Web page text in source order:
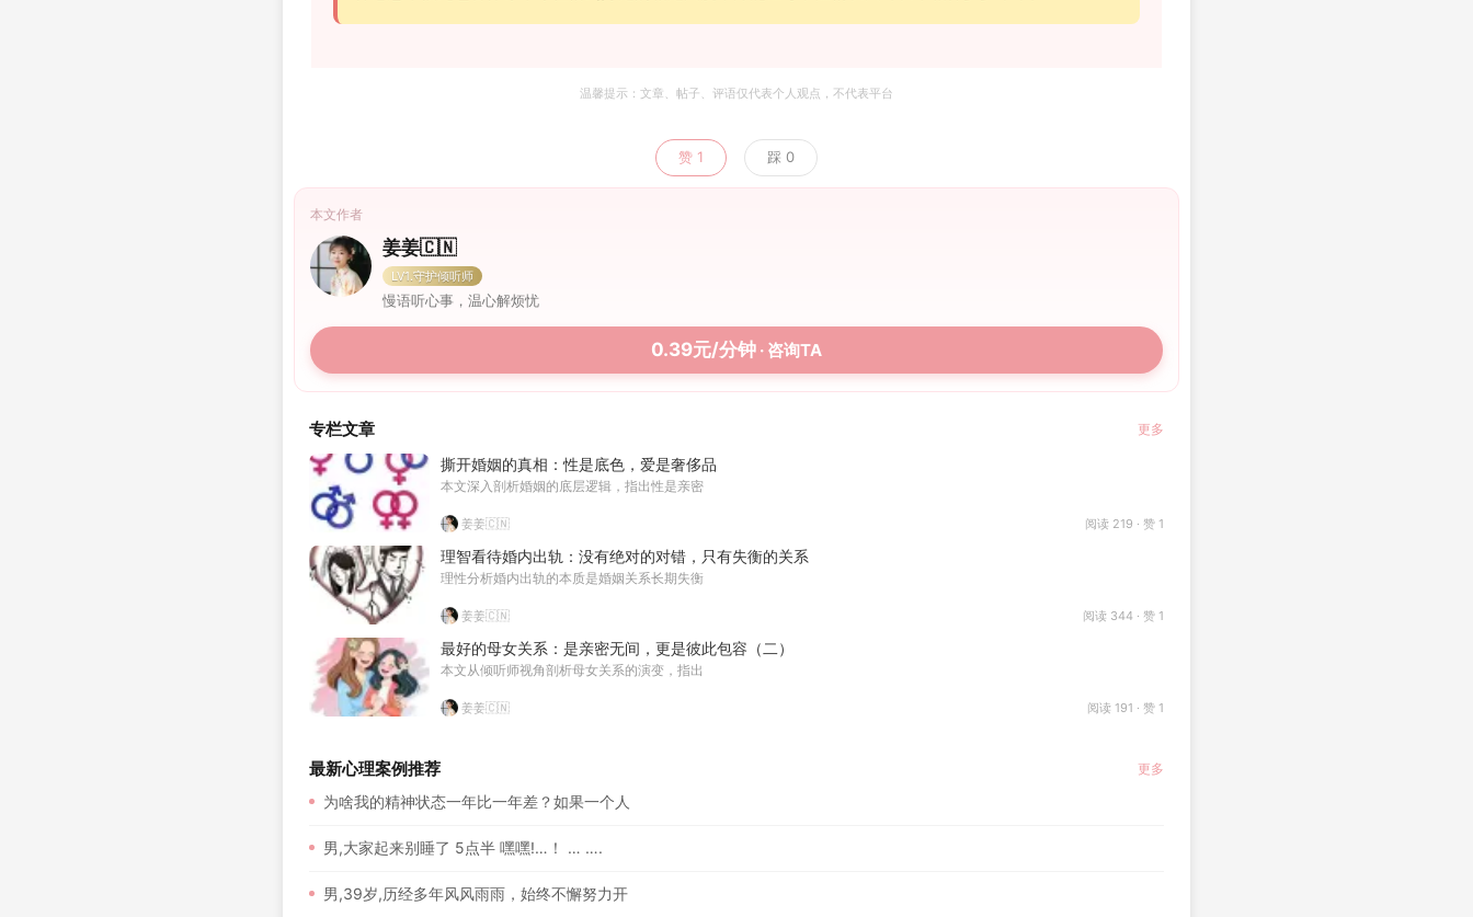
温馨提示：文章、帖子、评语仅代表个人观点，不代表平台
赞 1 踩 0
本文作者
姜姜🇨🇳
LV1.守护倾听师
慢语听心事，温心解烦忧
0.39元/分钟 · 咨询TA
专栏文章 更多
撕开婚姻的真相：性是底色，爱是奢侈品
本文深入剖析婚姻的底层逻辑，指出性是亲密
姜姜🇨🇳 阅读 219 · 赞 1
理智看待婚内出轨：没有绝对的对错，只有失衡的关系
理性分析婚内出轨的本质是婚姻关系长期失衡
姜姜🇨🇳 阅读 344 · 赞 1
最好的母女关系：是亲密无间，更是彼此包容（二）
本文从倾听师视角剖析母女关系的演变，指出
姜姜🇨🇳 阅读 191 · 赞 1
最新心理案例推荐 更多
为啥我的精神状态一年比一年差？如果一个人
男,大家起来别睡了 5点半 嘿嘿!…！ … ….
男,39岁,历经多年风风雨雨，始终不懈努力开